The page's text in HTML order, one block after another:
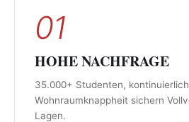
01
HOHE NACHFRAGE
35.000+ Studenten,
Wohnraumknappheit sichern
Lagen.